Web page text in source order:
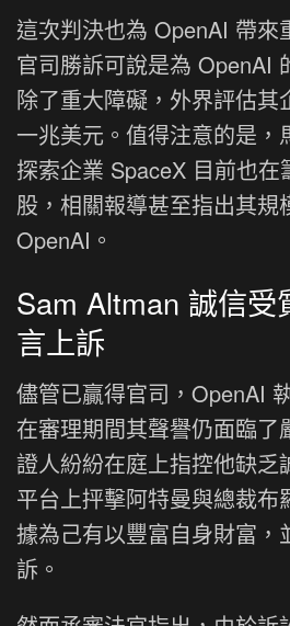
這次判決也為 OpenAI 帶來
官司勝訴可說是為 OpenAI
除了重大障礙，外界評估其
一兆美元。值得注意的是，
探索企業 SpaceX 目前也在
股，相關報導甚至指出其規
OpenAI。
Sam Altman 誠信受
言上訴
儘管已贏得官司，OpenAI
在審理期間其聲譽仍面臨了
證人紛紛在庭上指控他缺乏
平台上抨擊阿特曼與總裁布
據為己有以豐富自身財富，
訴。